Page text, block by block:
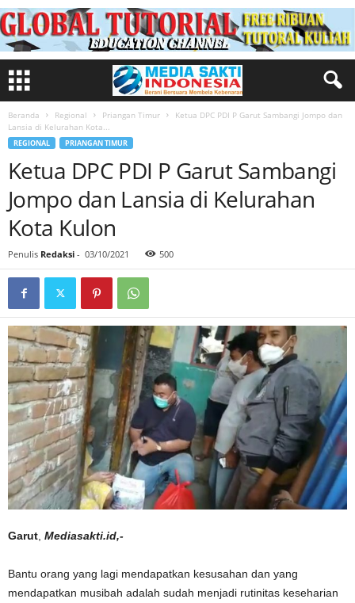
Beranda Regional Priangan Timur
Ketua DPC PDI P Garut Sambangi Jompo dan
Lansia di Kelurahan Kota...
REGIONAL PRIANGAN TIMUR
Ketua DPC PDI P Garut Sambangi
Jompo dan Lansia di Kelurahan
Kota Kulon
Penulis Redaksi - 03/10/2021 500
Garut Mediasakti.id,-
Bantu orang yang lagi mendapatkan kesusahan dan yang
mendapatkan musibah adalah sudah menjadi rutinitas keseharian